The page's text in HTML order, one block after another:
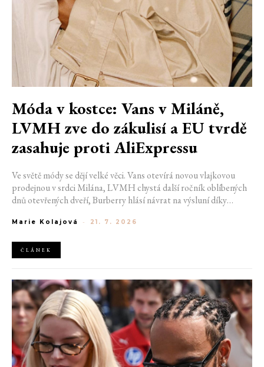
Móda v kostce: Vans v Miláně,
LVMH zve do zákulisí a EU tvrdě
zasahuje proti AliExpressu
Ve světě módy se dějí velké věci. Vans otevírá novou vlajkovou
prodejnou v srdci Milána, LVMH chystá další ročník oblíbených
dnů otevřených dveří, Burberry hlásí návrat na výsluní díky
AliExpress.
Marie Kolajová - 21. 7. 2026
ČLÁNEK